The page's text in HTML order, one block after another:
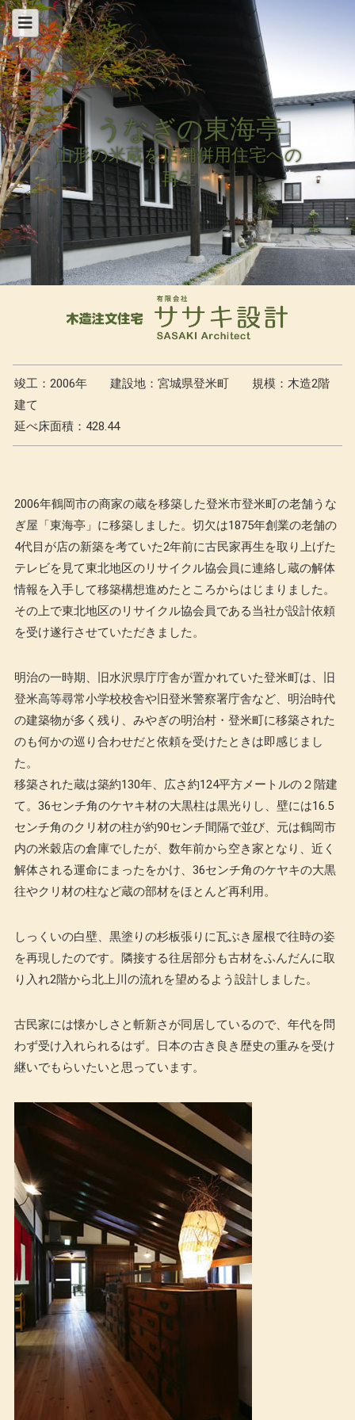
うなぎの東海亭
山形の米蔵を店舗併用住宅への
再生
竣工：2006年 建設地：宮城県登米町
規模：木造2階
建て
延べ床面積：428.44
2006年鶴岡市の商家の蔵を移築した登米市登米町の老舗うな
ぎ屋「東海亭」に移築しました。切欠は1875年創業の老舗の
4代目が店の新築を考ていた2年前に古民家再生を取り上げた
テレビを見て東北地区のリサイクル協会員に連絡し蔵の解体
情報を入手して移築構想進めたところからはじまりました。
その上で東北地区のリサイクル協会員である当社が設計依頼
を受け遂行させていただきました。
明治の一時期、旧水沢県庁庁舎が置かれていた登米町は、旧
登米高等尋常小学校校舎や旧登米警察署庁舎など、明治時代
の建築物が多く残り、みやぎの明治村・登米町に移築された
のも何かの巡り合わせだと依頼を受けたときは即感じまし
た。
移築された蔵は築約130年、広さ約124平方メートルの２階建
て。36センチ角のケヤキ材の大黒柱は黒光りし、壁には16.5
センチ角のクリ材の柱が約90センチ間隔で並び、元は鶴岡市
内の米穀店の倉庫でしたが、数年前から空き家となり、近く
解体される運命にまったをかけ、36センチ角のケヤキの大黒
往やクリ材の柱など蔵の部材をほとんど再利用。
しっくいの白壁、黒塗りの杉板張りに瓦ぶき屋根で往時の姿
を再現したのです。隣接する往居部分も古材をふんだんに取
り入れ2階から北上川の流れを望めるよう設計しました。
古民家には懐かしさと斬新さが同居しているので、年代を問
わず受け入れられるはず。日本の古き良き歴史の重みを受け
継いでもらいたいと思っています。